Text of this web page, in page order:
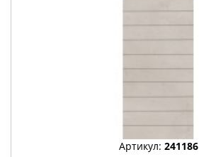
Артикул: 241186